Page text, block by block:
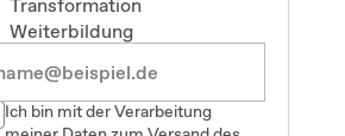
Weiterbildung
Ich bin mit der Verarbeitung